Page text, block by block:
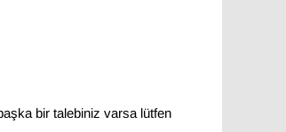
bir talebiniz varsa lütfen